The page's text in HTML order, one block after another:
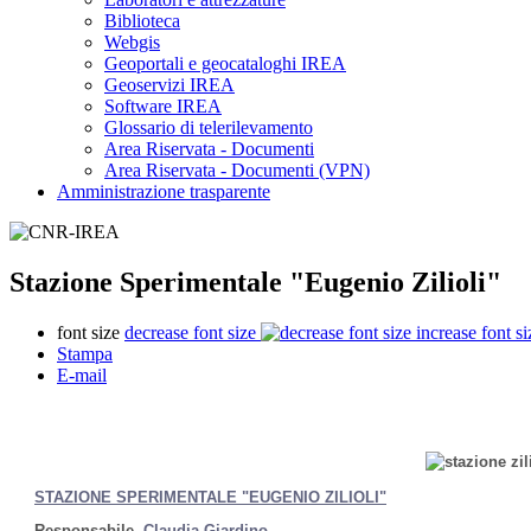
Biblioteca
Webgis
Geoportali e geocataloghi IREA
Geoservizi IREA
Software IREA
Glossario di telerilevamento
Area Riservata - Documenti
Area Riservata - Documenti (VPN)
Amministrazione trasparente
Stazione Sperimentale "Eugenio Zilioli"
font size decrease font size
increase font
Stampa
E-mail
STAZIONE SPERIMENTALE "EUGENIO ZILIOLI"